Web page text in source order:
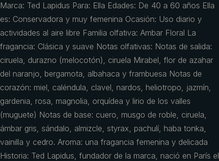
Marca: Ted Lapidus Para: Ella Edades: De 40 a 60 años Ella
es: Conservadora y muy femenina Ocasión: Uso diario y
actividades al aire libre Familia olfativa: Ambar Floral La
fragancia: Clásica y suave Notas olfativas: Notas de salida:
ciruela, durazno (melocotón), ciruela Mirabel, flor de azahar
del naranjo, bergamota, albahaca y frambuesa Notas de
corazón: miel, caléndula, clavel, nardos, heliotropo, jazmín,
gardenia, rosa, magnolia, orquídea y lirio de los valles
(muguete) Notas de base: cuero, musgo de roble, ciruela,
ámbar gris, sándalo, almizcle, styrax, pachulí, haba tonka,
vainilla y cedro. Aroma: una fragancia femenina y delicada
Historia: Ted Lapidus, fundador de la marca, nació en París el